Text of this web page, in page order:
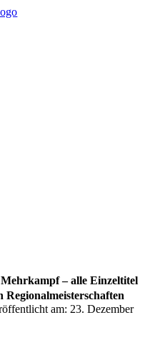
– alle Einzeltitel
Regionalmeisterschaften
am: 23. Dezember